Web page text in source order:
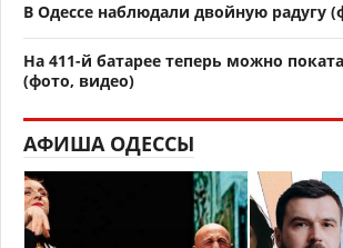
В Одессе наблюдали двойную радугу
На 411-й батарее теперь можно
(фото, видео)
АФИША ОДЕССЫ